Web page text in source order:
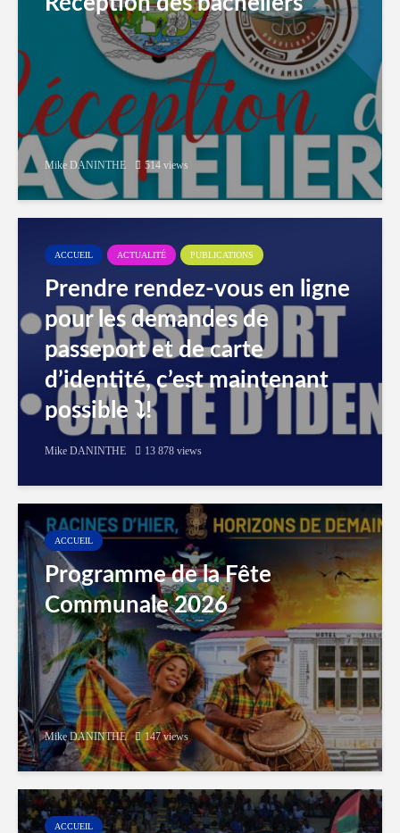
Mike DANINTHE 514 views
ACCUEIL ACTUALITÉ PUBLICATIONS
Prendre rendez-vous en ligne
pour les demandes de
passeport et de carte
d’identité, c’est maintenant
possible ⤵️!
Mike DANINTHE 13 878 views
ACCUEIL
Programme de la Fête
Communale 2026
Mike DANINTHE 147 views
ACCUEIL